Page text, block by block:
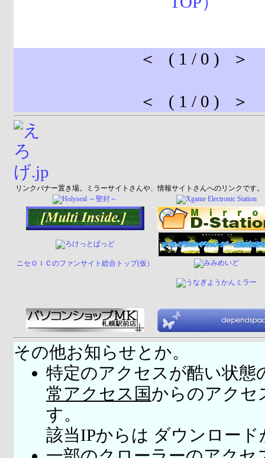
＜ ( 1 / 0 ) ＞
＜ ( 1 / 0 ) ＞
リンクバナー置き場。ミラーサイトさんや、情報サイトさんへのリンクです。
ニセＯＩＣのファンサイト総合トップ(仮）
その他お知らせとか。
特定のアクセスが酷い状態
常アクセス国からのアクセ
す。
該当IPからは ダウンロー